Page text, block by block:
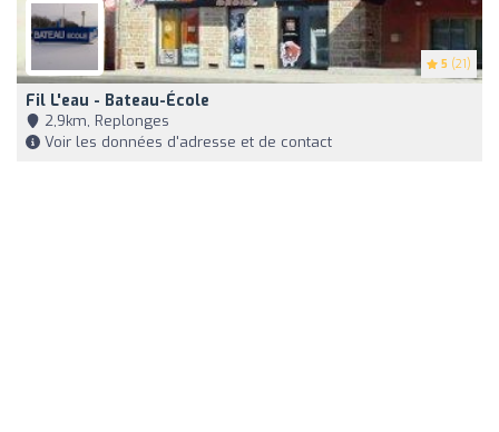
5 (21)
Fil L'eau - Bateau-École
2,9km, Replonges
Voir les données d'adresse et de contact